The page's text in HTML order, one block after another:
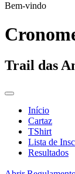
Bem-vindo
Trail das
Início
Cartaz
TShirt
Lista de
Resultados